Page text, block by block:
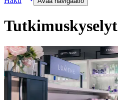
Tutkimuskyselyt